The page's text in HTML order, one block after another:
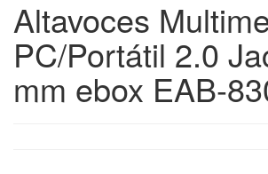
Altavoces
PC/Portátil 2.0
mm ebox EAB-